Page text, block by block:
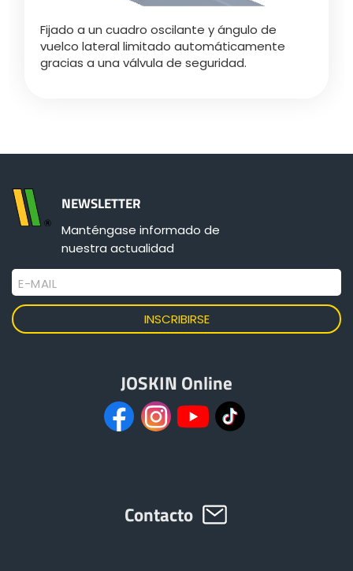
Slovenija
Lietuvių kalba
ελληνικά
Svenska
한국의
日本語
Português
Fijado a un cuadro oscilante y ángulo de
vuelco lateral limitado automáticamente
gracias a una válvula de seguridad.
NEWSLETTER
Manténgase informado de
nuestra actualidad
E-MAIL
JOSKIN Online
Contacto